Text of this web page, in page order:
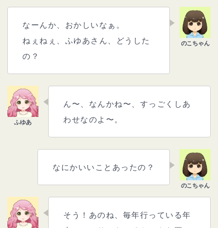
なーんか、おかしいなぁ。
ねぇねぇ、ふゆあさん、どうした
の？
ん〜、なんかね〜、すっごくしあ
わせなのよ〜。
なにかいいことあったの？
そう！あのね、毎年行っている年